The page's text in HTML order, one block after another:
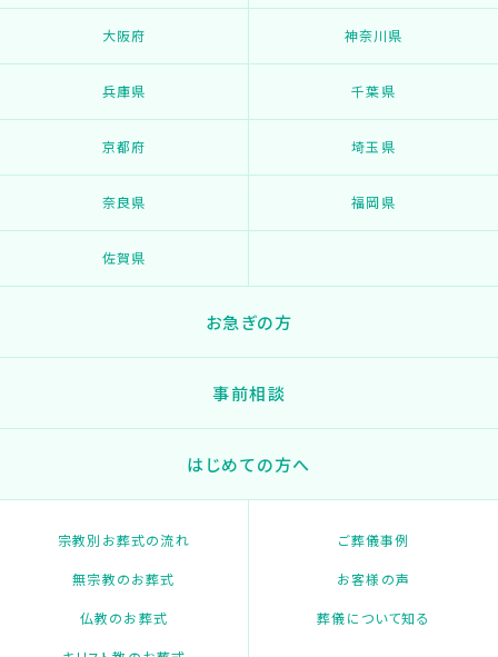
大阪府 神奈川県
兵庫県 千葉県
京都府 埼玉県
奈良県 福岡県
佐賀県
お急ぎの方
事前相談
はじめての方へ
宗教別お葬式の流れ
無宗教のお葬式
仏教のお葬式
ご葬儀事例
お客様の声
葬儀について知る